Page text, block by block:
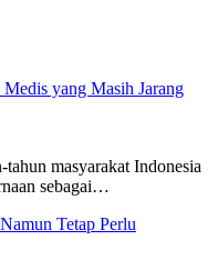
yang Masih Jarang
masyarakat Indonesia
sebagai…
Tetap Perlu